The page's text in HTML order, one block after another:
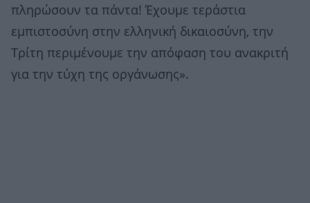
πληρώσουν τα πάντα! Έχουμε τεράστια
εμπιστοσύνη στην ελληνική δικαιοσύνη, την
Τρίτη περιμένουμε την απόφαση του ανακριτή
για την τύχη της οργάνωσης».